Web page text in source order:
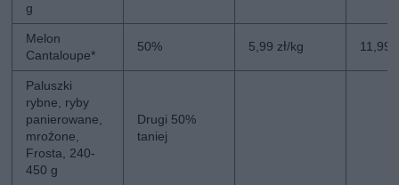
g
Melon
Cantaloupe*
50% 5,99 zł/kg 11,99
Paluszki
rybne, ryby
panierowane,
mrożone,
Frosta, 240-
450 g
Drugi 50%
taniej